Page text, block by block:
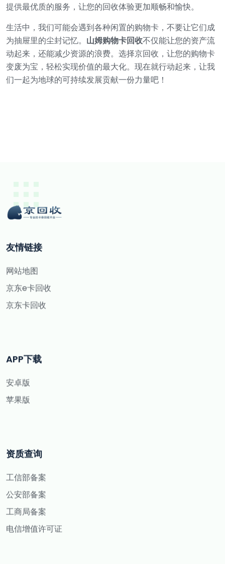
提供最优质的服务，让您的回收体验更加顺畅和愉快。
生活中，我们可能会遇到各种闲置的购物卡，不要让它们成
为抽屉里的尘封记忆。 山姆购物卡回收不仅能让您的资产流
动起来，还能减少资源的浪费。选择京回收，让您的购物卡
变废为宝，轻松实现价值的最大化。现在就行动起来，让我
们一起为地球的可持续发展贡献一份力量吧！
友情链接
网站地图
京东e卡回收
京东卡回收
APP下载
安卓版
苹果版
资质查询
工信部备案
公安部备案
工商局备案
电信增值许可证